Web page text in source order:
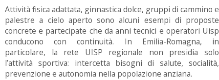
Attività fisica adattata, ginnastica dolce, gruppi di cammino e
palestre a cielo aperto sono alcuni esempi di proposte
concrete e partecipate che da anni tecnici e operatori Uisp
conducono con continuità. In Emilia-Romagna, in
particolare, la rete UISP regionale non presidia solo
l’attività sportiva: intercetta bisogni di salute, socialità,
prevenzione e autonomia nella popolazione anziana.